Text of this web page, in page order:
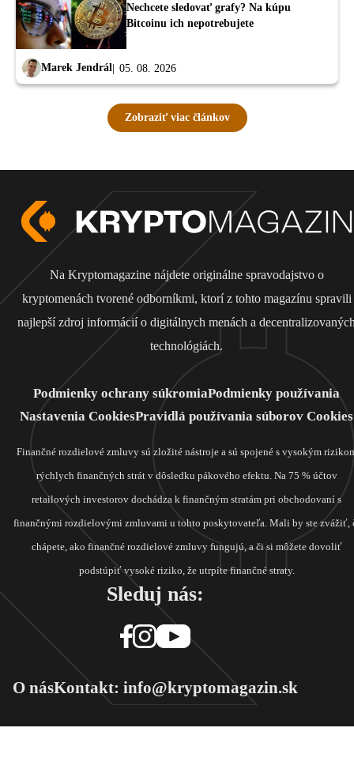
Nechcete sledovať grafy? Na kúpu
Bitcoinu ich nepotrebujete
Marek Jendrál 05. 08. 2026
Zobraziť viac článkov
Na Kryptomagazine nájdete originálne spravodajstvo o
kryptomenách tvorené odborníkmi, ktorí z tohto magazínu spravili
najlepší zdroj informácií o digitálnych menách a
technológiách.
Podmienky ochrany súkromiaPodmienky používania
Nastavenia CookiesPravidlá používania súborov Cookies
Finančné rozdielové zmluvy sú zložité nástroje a sú spojené s vysokým
rýchlych finančných strát v dôsledku pákového efektu. Na 75 % účtov
retailových investorov dochádza k finančným stratám pri obchodovaní s
finančnými rozdielovými zmluvami u tohto poskytovateľa. Mali by ste zvážiť,
chápete, ako finančné rozdielové zmluvy fungujú, a či si môžete dovoliť
podstúpiť vysoké riziko, že utrpíte finančné straty.
Sleduj nás:
O násKontakt: info@kryptomagazin.sk